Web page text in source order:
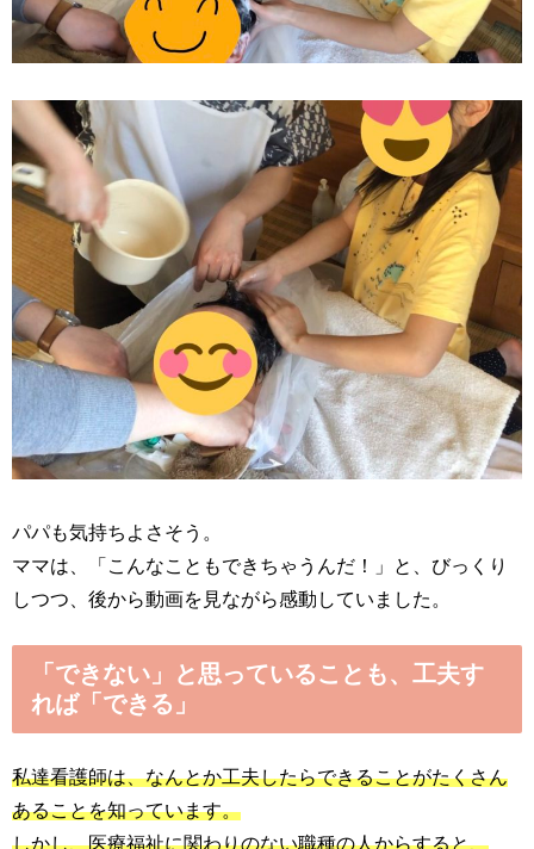
パパも気持ちよさそう。
ママは、「こんなこともできちゃうんだ！」と、びっくり
しつつ、後から動画を見ながら感動していました。
「できない」と思っていることも、工夫す
れば「できる」
私達看護師は、なんとか工夫したらできることがたくさん
あることを知っています。
しかし、医療福祉に関わりのない職種の人からすると、